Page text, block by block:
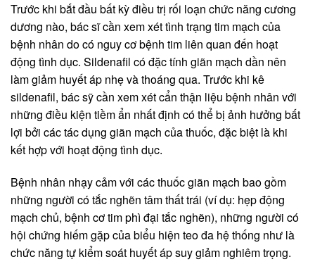
Trước khi bắt đầu bất kỳ điều trị rối loạn chức năng cương
dương nào, bác sĩ cần xem xét tình trạng tim mạch của
bệnh nhân do có nguy cơ bệnh tim liên quan đến hoạt
động tình dục. Sildenafil có đặc tính giãn mạch dần nên
làm giảm huyết áp nhẹ và thoáng qua. Trước khi kê
sildenafil, bác sỹ cần xem xét cẩn thận liệu bệnh nhân với
những điều kiện tiềm ẩn nhất định có thể bị ảnh hưởng bất
lợi bởi các tác dụng giãn mạch của thuốc, đặc biệt là khi
kết hợp với hoạt động tình dục.
Bệnh nhân nhạy cảm với các thuốc giãn mạch bao gồm
những người có tắc nghẽn tâm thất trái (ví dụ: hẹp động
mạch chủ, bệnh cơ tim phì đại tắc nghẽn), những người có
hội chứng hiếm gặp của biểu hiện teo đa hệ thống như là
chức năng tự kiểm soát huyết áp suy giảm nghiêm trọng.